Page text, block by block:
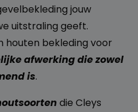
jouw
uitstraling geeft.
houten bekleding voor
afwerking die zowel
is.
die Cleys